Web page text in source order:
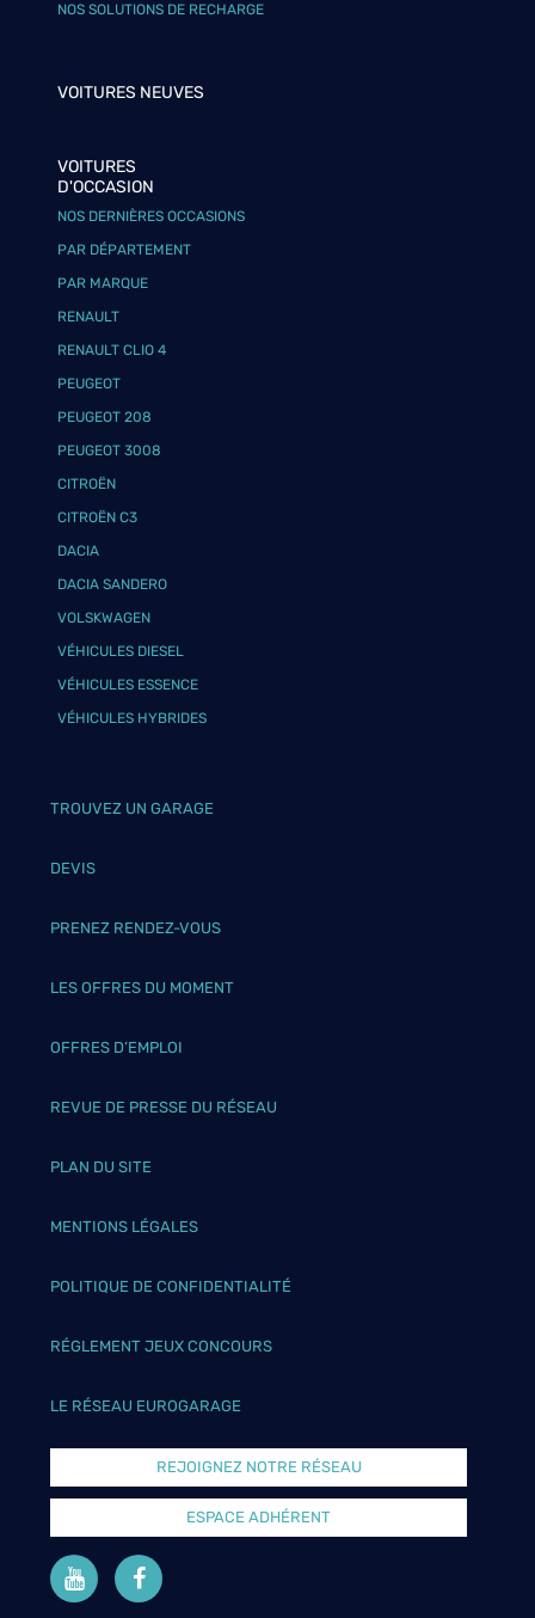
NOS SOLUTIONS DE RECHARGE
VOITURES NEUVES
VOITURES
D'OCCASION
NOS DERNIÈRES OCCASIONS
PAR DÉPARTEMENT
PAR MARQUE
RENAULT
RENAULT CLIO 4
PEUGEOT
PEUGEOT 208
PEUGEOT 3008
CITROËN
CITROËN C3
DACIA
DACIA SANDERO
VOLSKWAGEN
VÉHICULES DIESEL
VÉHICULES ESSENCE
VÉHICULES HYBRIDES
TROUVEZ UN GARAGE
DEVIS
PRENEZ RENDEZ-VOUS
LES OFFRES DU MOMENT
OFFRES D’EMPLOI
REVUE DE PRESSE DU RÉSEAU
PLAN DU SITE
MENTIONS LÉGALES
POLITIQUE DE CONFIDENTIALITÉ
RÉGLEMENT JEUX CONCOURS
LE RÉSEAU EUROGARAGE
REJOIGNEZ NOTRE RÉSEAU
ESPACE ADHÉRENT